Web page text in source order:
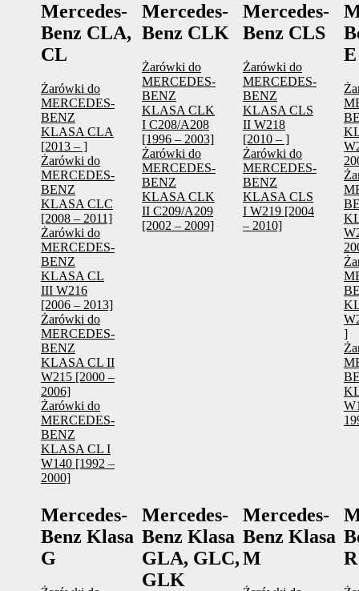
Mercedes-
Benz CLA,
CL
Żarówki do
MERCEDES-
BENZ
KLASA CLA
[2013 – ]
Żarówki do
MERCEDES-
BENZ
KLASA CLC
[2008 – 2011]
Żarówki do
MERCEDES-
BENZ
KLASA CL
III W216
[2006 – 2013]
Żarówki do
MERCEDES-
BENZ
KLASA CL II
W215 [2000 –
2006]
Żarówki do
MERCEDES-
BENZ
KLASA CL I
W140 [1992 –
2000]
Mercedes-
Benz CLK
Żarówki do
MERCEDES-
BENZ
KLASA CLK
I C208/A208
[1996 – 2003]
Żarówki do
MERCEDES-
BENZ
KLASA CLK
II C209/A209
[2002 – 2009]
Mercedes-
Benz CLS
Żarówki do
MERCEDES-
BENZ
KLASA CLS
II W218
[2010 – ]
Żarówki do
MERCEDES-
BENZ
KLASA CLS
I W219 [2004
– 2010]
E
]
Mercedes-
Benz Klasa
G
Mercedes-
Benz Klasa
GLA, GLC,
GLK
Mercedes-
Benz Klasa
M
R